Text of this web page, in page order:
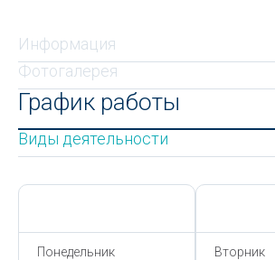
Информация
Фотогалерея
График работы
Виды деятельности
Понедельник
Вторник